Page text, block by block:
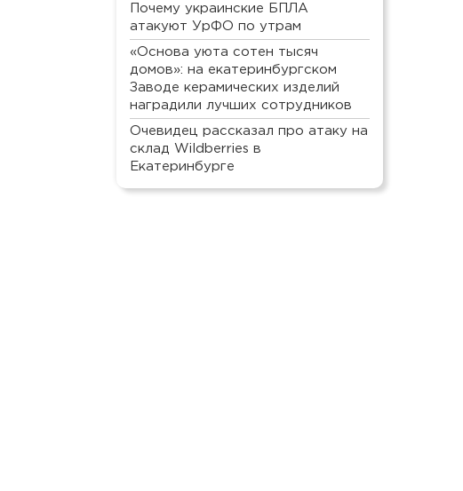
Почему украинские БПЛА
атакуют УрФО по утрам
«Основа уюта сотен тысяч
домов»: на екатеринбургском
Заводе керамических изделий
наградили лучших сотрудников
Очевидец рассказал про атаку на
склад Wildberries в
Екатеринбурге